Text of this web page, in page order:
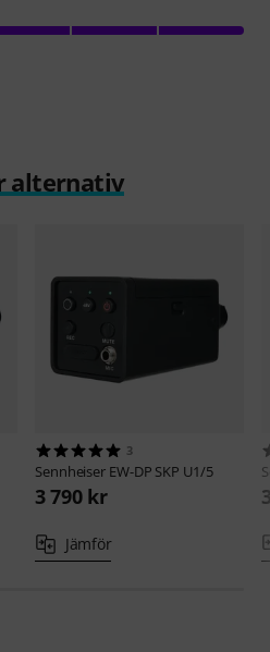
alternativ
3
Sennheiser EW-DP SKP U1/5
3 790 kr
Jämför